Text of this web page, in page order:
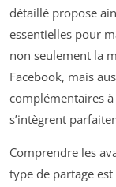
détaillé propose
essentielles pour
non seulement la
Facebook, mais
complémentaires
s’intègrent
Comprendre les
type de partage